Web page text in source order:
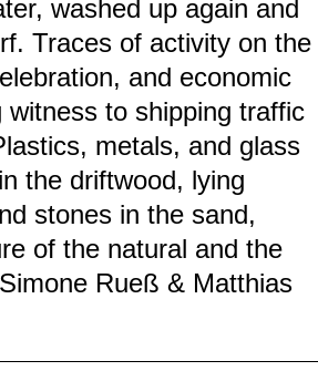
washed up again and
Traces of activity on the
and economic
witness to shipping traffic
metals, and glass
the driftwood, lying
stones in the sand,
of the natural and the
Rueß & Matthias